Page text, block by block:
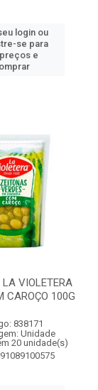
login ou
se para
e
VIOLETERA
CAROÇO 100G
838171
Unidade
20 unidade(s)